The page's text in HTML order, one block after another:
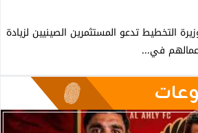
التخطيط تدعو المستثمرين الصينيين لزيادة
في...